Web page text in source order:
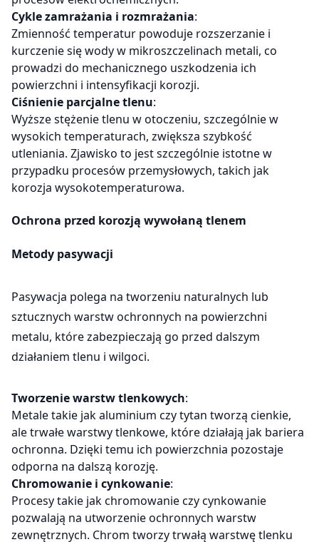
Cykle zamrażania i rozmrażania:
Zmienność temperatur powoduje rozszerzanie i
kurczenie się wody w mikroszczelinach metali, co
prowadzi do mechanicznego uszkodzenia ich
powierzchni i intensyfikacji korozji.
Ciśnienie parcjalne tlenu:
Wyższe stężenie tlenu w otoczeniu, szczególnie w
wysokich temperaturach, zwiększa szybkość
utleniania. Zjawisko to jest szczególnie istotne w
przypadku procesów przemysłowych, takich jak
korozja wysokotemperaturowa.
Ochrona przed korozją wywołaną tlenem
Metody pasywacji
Pasywacja polega na tworzeniu naturalnych lub
sztucznych warstw ochronnych na powierzchni
metalu, które zabezpieczają go przed dalszym
działaniem tlenu i wilgoci.
Tworzenie warstw tlenkowych:
Metale takie jak aluminium czy tytan tworzą cienkie,
ale trwałe warstwy tlenkowe, które działają jak bariera
ochronna. Dzięki temu ich powierzchnia pozostaje
odporna na dalszą korozję.
Chromowanie i cynkowanie:
Procesy takie jak chromowanie czy cynkowanie
pozwalają na utworzenie ochronnych warstw
zewnętrznych. Chrom tworzy trwałą warstwę tlenku